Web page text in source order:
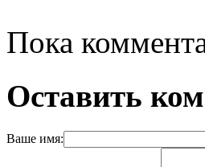
Пока
Оставить
Ваше имя: